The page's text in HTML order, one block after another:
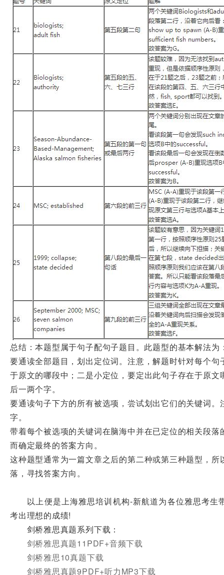
总结：本题型属于句子配句子题目。此题型的基本解法为
要通读全部题目，划出定位词。注意，解题时针对每个
于原文的哪段中；二是小定位，要定出此句子存在于原
后一两个字。
要通读句子下方的所有被选项，尝试划出它们的关键词
字。
带着每个被选项的关键词在脑海中并在已定位的相关段
而确定最终的答案方向。
这种题型通常为一篇文章之后的第二种或第三种题型，
落，寻找答案方向。
以上便是上海雅思培训机构-新航道为各位雅思考生
考出理想的成绩!
剑桥雅思真题系列下载：
剑桥雅思真题11PDF+音频下载
剑桥雅思10真题下载
剑桥雅思真题9PDF+听力MP3下载